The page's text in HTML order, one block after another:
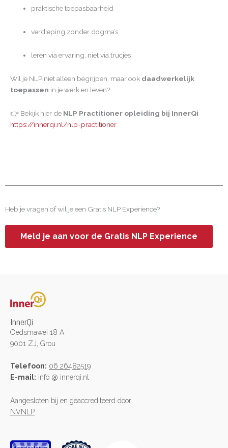
praktische toepasbaarheid
verdieping zonder dogma’s
leren via ervaring, niet via trucjes
Wil je NLP niet alleen begrijpen, maar ook daadwerkelijk
toepassen in je werk en leven?
👉 Bekijk hier de NLP Practitioner opleiding bij InnerQi
https://innerqi.nl/nlp-practitioner
Heb je vragen of wil je een Gratis NLP Experience?
Meld je aan voor de Gratis NLP Experience
InnerQi
Oedsmawei 18 A
9001 ZJ, Grou
Telefoon: 06 26482519
E-mail: info @ innerqi.nl
Aangesloten bij en geaccrediteerd door
NVNLP